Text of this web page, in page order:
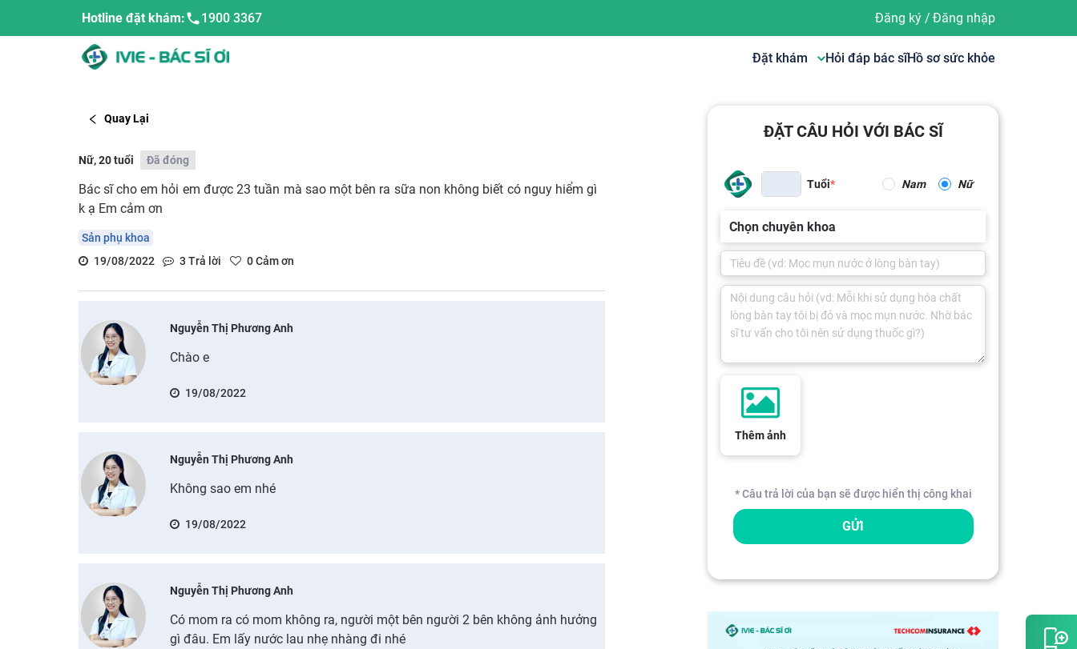
Hotline đặt khám: 1900 3367 Đăng ký/ Đăng nhập
Đặt khám Hỏi đáp bác sĩHồ sơ sức khỏe
Quay Lại
Nữ, 20 tuổi Đã đóng
Bác sĩ cho em hỏi em được 23 tuần mà sao một bên ra sữa non không biết có nguy hiểm gì
k ạ Em cảm ơn
Sản phụ khoa
19/08/2022
3 Trả lời 0Cảm ơn
Nguyễn Thị Phương Anh
Chào e
19/08/2022
Nguyễn Thị Phương Anh
Không sao em nhé
19/08/2022
Nguyễn Thị Phương Anh
Có mom ra có mom không ra, người một bên người 2 bên không ảnh hưởng
gì đâu. Em lấy nước lau nhẹ nhàng đi nhé
ĐẶT CÂU HỎI VỚI BÁC SĨ
Tuổi Nam Nữ
Chọn chuyên khoa
Thêm ảnh
* Câu trả lời của bạn sẽ được hiển thị công khai
GỬI